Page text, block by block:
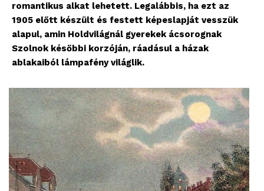
romantikus alkat lehetett. Legalábbis, ha ezt az
1905 előtt készült és festett képeslapját vesszük
alapul, amin Holdvilágnál gyerekek ácsorognak
Szolnok későbbi korzóján, ráadásul a házak
ablakaiból lámpafény világlik.